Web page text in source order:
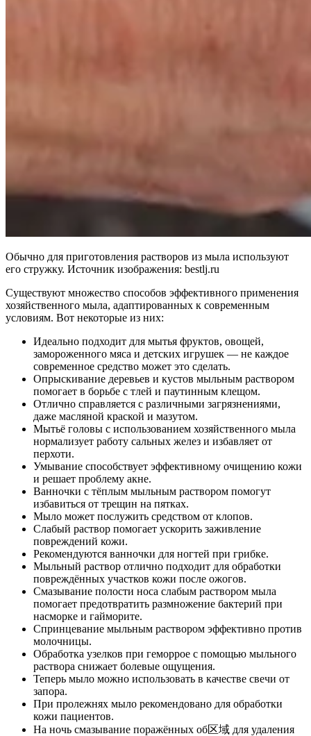
Обычно для приготовления растворов из мыла используют
его стружку. Источник изображения: bestlj.ru
Существуют множество способов эффективного применения
хозяйственного мыла, адаптированных к современным
условиям. Вот некоторые из них:
Идеально подходит для мытья фруктов, овощей,
замороженного мяса и детских игрушек — не каждое
современное средство может это сделать.
Опрыскивание деревьев и кустов мыльным раствором
помогает в борьбе с тлей и паутинным клещом.
Отлично справляется с различными загрязнениями,
даже масляной краской и мазутом.
Мытьё головы с использованием хозяйственного мыла
нормализует работу сальных желез и избавляет от
перхоти.
Умывание способствует эффективному очищению кожи
и решает проблему акне.
Ванночки с тёплым мыльным раствором помогут
избавиться от трещин на пятках.
Мыло может послужить средством от клопов.
Слабый раствор помогает ускорить заживление
повреждений кожи.
Рекомендуются ванночки для ногтей при грибке.
Мыльный раствор отлично подходит для обработки
повреждённых участков кожи после ожогов.
Смазывание полости носа слабым раствором мыла
помогает предотвратить размножение бактерий при
насморке и гайморите.
Спринцевание мыльным раствором эффективно против
молочницы.
Обработка узелков при геморрое с помощью мыльного
раствора снижает болевые ощущения.
Теперь мыло можно использовать в качестве свечи от
запора.
При пролежнях мыло рекомендовано для обработки
кожи пациентов.
На ночь смазывание поражённых об区域 для удаления